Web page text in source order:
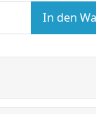
In den